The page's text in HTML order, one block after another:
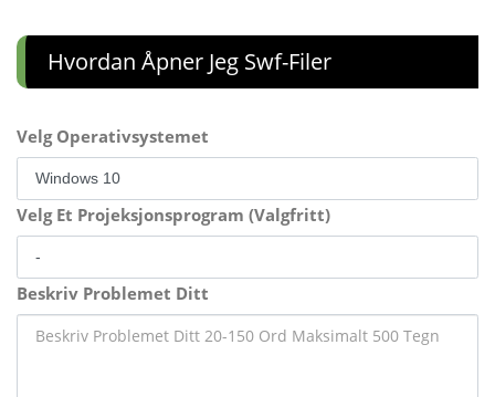
Hvordan Åpner Jeg Swf-Filer
Velg Operativsystemet
Velg Et Projeksjonsprogram (Valgfritt)
Beskriv Problemet Ditt